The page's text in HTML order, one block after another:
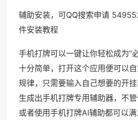
辅助安装，可QQ搜索申请
件安装教程
手机打牌可以一键让你轻松成为“
十分简单，打开这个应用便可以
规律，只需要输入自己想要的开
生成出手机打牌专用辅助器，不
或者使用手机打牌AI辅助都可以满